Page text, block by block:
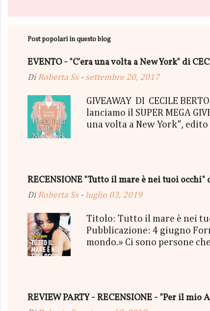
Post popolari in questo blog
EVENTO - "C'era una volta a New York" di
DiRoberta Ss - settembre 20, 2017
GIVEAWAY DI CECILE
lanciamo il SUPER MEGA
una volta a New York",
"tutto ma non il mio
terminerà...
RECENSIONE "Tutto il mare è nei tuoi
DiRoberta Ss - luglio 03, 2019
Titolo: Tutto il mare è nei
Pubblicazione: 4 giugno
mondo.» Ci sono persone
sorriso più strafottente
essere così. Così bello, così
REVIEW PARTY - RECENSIONE - "Per il